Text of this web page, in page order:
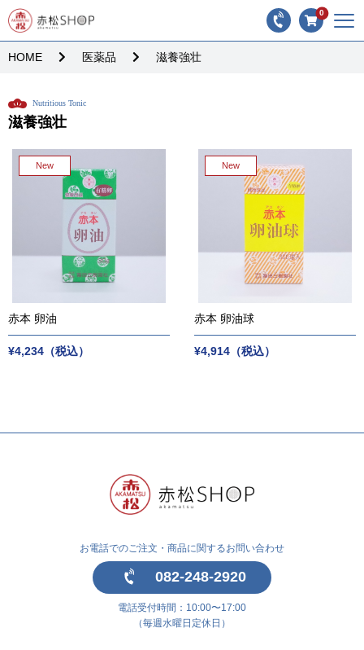
0
HOME 医薬品 滋養強壮
Nutritious Tonic
滋養強壮
New
赤本 卵油
¥4,234（税込）
New
赤本 卵油球
¥4,914（税込）
お電話でのご注文・商品に関するお問い合わせ
082-248-2920
電話受付時間：10:00〜17:00
（毎週水曜日定休日）